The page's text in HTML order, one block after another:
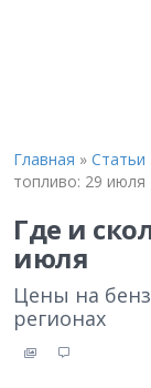
Главная » Статьи
топливо: 29 июля
Где и
июля
Цены на
регионах